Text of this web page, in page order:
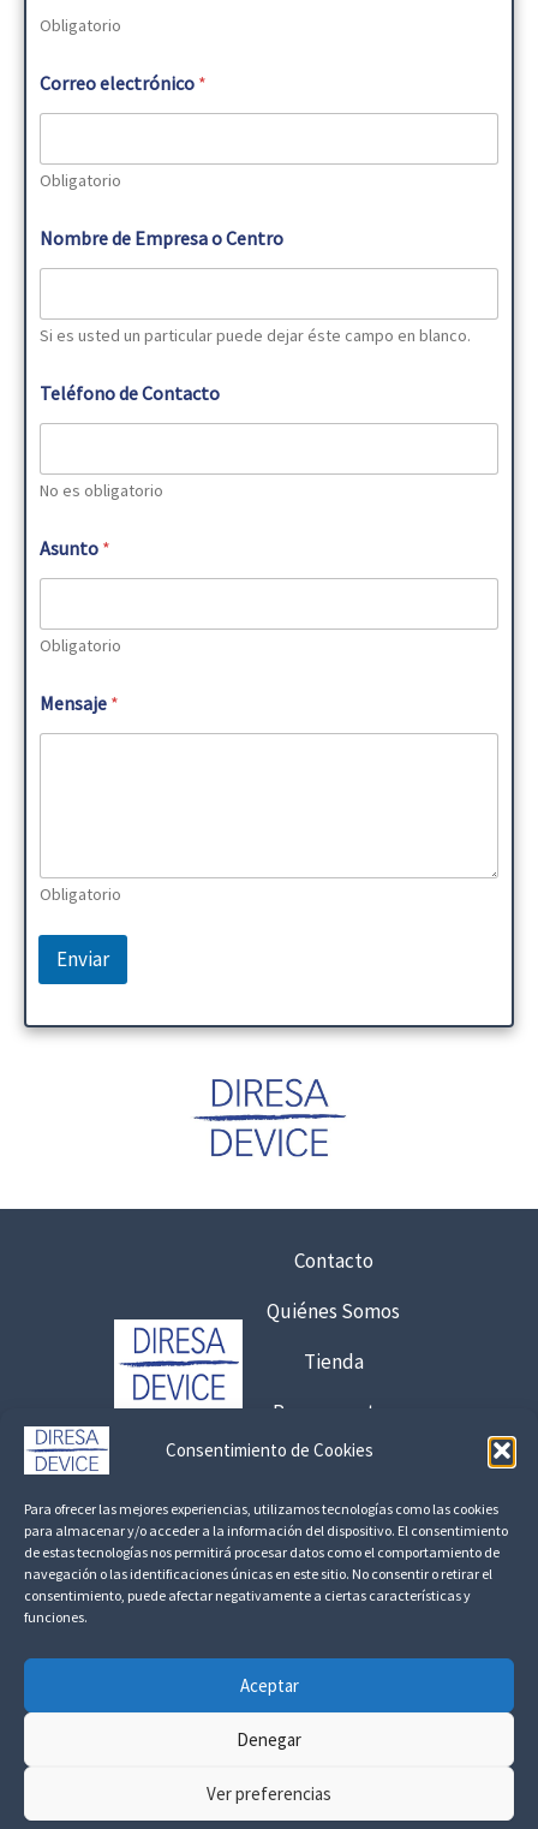
Consentimiento de Cookies
Para ofrecer las mejores experiencias, utilizamos tecnologías como las cookies
para almacenar y/o acceder a la información del dispositivo. El consentimiento
de estas tecnologías nos permitirá procesar datos como el comportamiento de
navegación o las identificaciones únicas en este sitio. No consentir o retirar el
consentimiento, puede afectar negativamente a ciertas características y
funciones.
Aceptar
Denegar
Ver preferencias
*
p
r
s
a
Obligatorio
Correo electrónico *
Obligatorio
Nombre de Empresa o Centro
Si es usted un particular puede dejar éste campo en blanco.
Teléfono de Contacto
No es obligatorio
Asunto *
Obligatorio
Mensaje *
Obligatorio
Enviar
Contacto
Quiénes Somos
Tienda
Presupuestos
925 120 845 /692 056 409
consultas@fedbuy.es
Politica de Privacidad
Linkedin
Todos los derechos ©